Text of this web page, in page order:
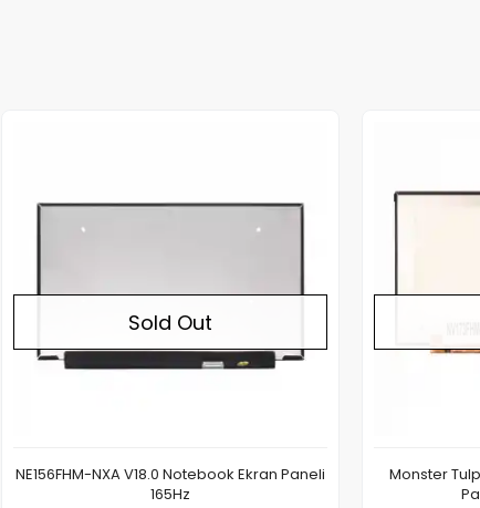
Sold Out
NE156FHM-NXA V18.0 Notebook Ekran Paneli
165Hz
Monster